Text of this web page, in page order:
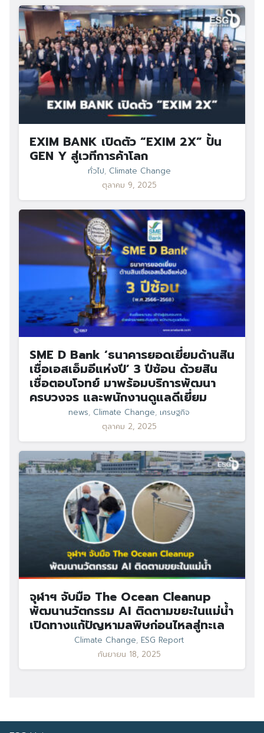
EXIM BANK เปิดตัว “EXIM 2X” ปั้น
GEN Y สู่เวทีการค้าโลก
ทั่วไป, Climate Change
ตุลาคม 9, 2025
SME D Bank ‘ธนาคารยอดเยี่ยมด้านสิน
เชื่อเอสเอ็มอีแห่งปี’ 3 ปีซ้อน ด้วยสิน
เชื่อตอบโจทย์ มาพร้อมบริการพัฒนา
ครบวงจร และพนักงานดูแลดีเยี่ยม
news, Climate Change, เศรษฐกิจ
ตุลาคม 2, 2025
จุฬาฯ จับมือ The Ocean Cleanup
พัฒนานวัตกรรม AI ติดตามขยะในแม่น้ำ
เปิดทางแก้ปัญหามลพิษก่อนไหลสู่ทะเล
Climate Change, ESG Report
กันยายน 18, 2025